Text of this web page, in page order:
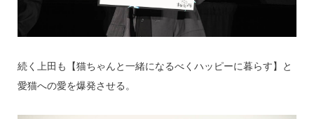
続く上田も【猫ちゃんと一緒になるべくハッピーに暮らす】と
愛猫への愛を爆発させる。